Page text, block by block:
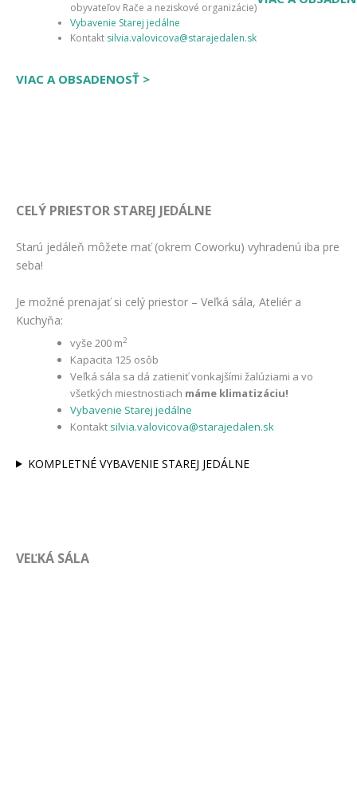
obyvateľov Rače a neziskové organizácie)
Vybavenie Starej jedálne
Kontakt silvia.valovicova@starajedalen.sk
VIAC A OBSADENOSŤ >
CELÝ PRIESTOR STAREJ JEDÁLNE
Starú jedáleň môžete mať (okrem Coworku) vyhradenú iba pre
seba!
Je možné prenajať si celý priestor – Veľká sála, Ateliér a
Kuchyňa:
vyše 200 m2
Kapacita 125 osôb
Veľká sála sa dá zatieniť vonkajšími žalúziami a vo
všetkých miestnostiach máme klimatizáciu!
Vybavenie Starej jedálne
Kontakt silvia.valovicova@starajedalen.sk
KOMPLETNÉ VYBAVENIE STAREJ JEDÁLNE
VEĽKÁ SÁLA